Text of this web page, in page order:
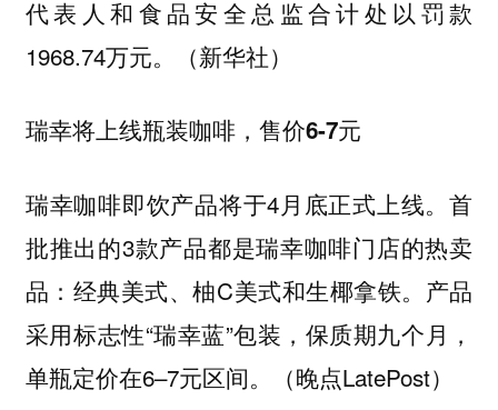
代表人和食品安全总监合计处以罚款
1968.74万元。（新华社）
瑞幸将上线瓶装咖啡，售价6-7元
瑞幸咖啡即饮产品将于4月底正式上线。首
批推出的3款产品都是瑞幸咖啡门店的热卖
品：经典美式、柚C美式和生椰拿铁。产品
采用标志性“瑞幸蓝”包装，保质期九个月，
单瓶定价在6–7元区间。（晚点LatePost）